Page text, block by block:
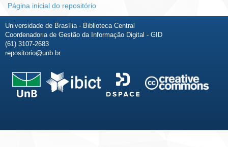
Página inicial do repositório
Universidade de Brasília - Biblioteca Central
Coordenadoria de Gestão da Informação Digital - GID
(61) 3107-2683
repositorio@unb.br